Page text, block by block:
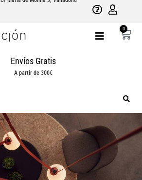
0
Envíos Gratis
A partir de 300€